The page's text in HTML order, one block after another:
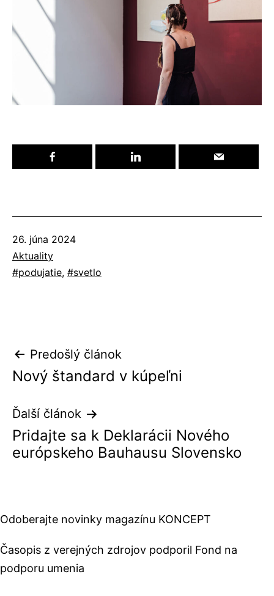
Publikované
26. júna 2024
Kategorizované
ako
Aktuality
Označené
podujatie, svetlo
Navigácia
v
článku
Predošlý článok
Nový štandard v kúpeľni
Ďalší článok
Pridajte sa k Deklarácii Nového
európskeho Bauhausu Slovensko
Odoberajte novinky magazínu KONCEPT
Časopis z verejných zdrojov podporil Fond na
podporu umenia